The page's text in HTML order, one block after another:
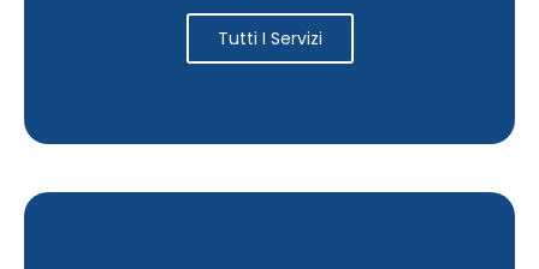
Tutti I Servizi